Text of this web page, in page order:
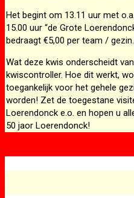
Het begint om 13.11 uur met
15.00 uur “de Grote
bedraagt €5,00 per team /
Wat deze kwis onderscheidt
kwiscontroller. Hoe dit werkt,
toegankelijk voor het gehele
worden! Zet de toegestane
Loerendonck e.o. en hopen u
50 jaor Loerendonck!